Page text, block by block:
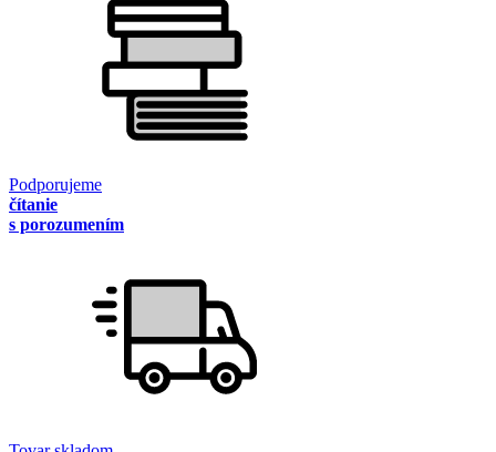
Podporujeme
čítanie
s porozumením